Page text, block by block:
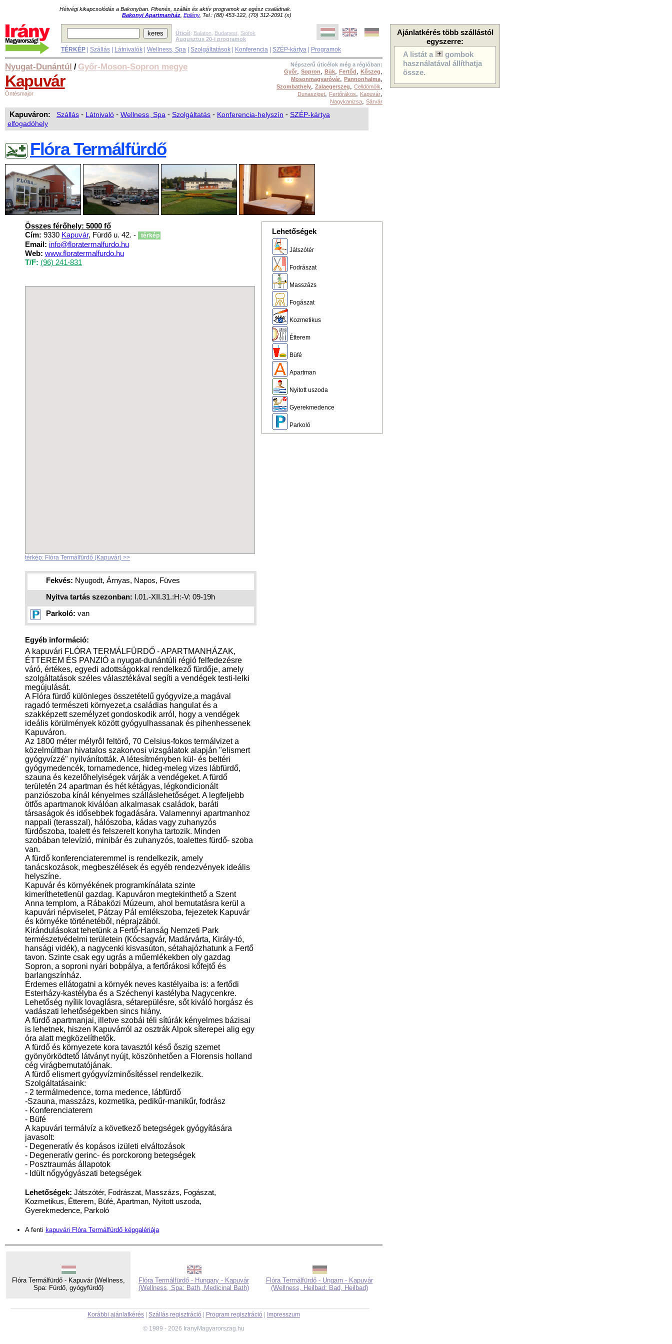
Hétvégi kikapcsolódás a Bakonyban. Pihenés, szállás és aktív programok az egész családnak.
Bakonyi Apartmanház Eplény, Tel.: (88) 453-122, (70) 312-2091 (x)
Ajánlatkérés több szállástól
egyszerre:
A listát a
gombok
használatával állíthatja
össze.
Úticél: Balaton Budapest Siófok
Augusztus 20-i programok
TÉRKÉP Szállás Látnivalók Wellness, Spa Szolgáltatások Konferencia SZÉP-kártya Programok
Népszerű úticélok még a régióban:
Győr, Sopron, Bük, Fertőd, Kőszeg,
Mosonmagyaróvár, Pannonhalma,
Szombathely, Zalaegerszeg, Celldömölk,
Dunasziget, Fertőrákos, Kapuvár,
Nagykanizsa, Sárvár
Nyugat-Dunántúl / Győr-Moson-Sopron megye
Kapuvár
Öntésmajor
Kapuváron: Szállás - Látnivaló - Wellness, Spa - Szolgáltatás - Konferencia-helyszín - SZÉP-kártya
elfogadóhely
Flóra Termálfürdő
Lehetőségek
Játszótér
Fodrászat
Masszázs
Fogászat
Kozmetikus
Étterem
Büfé
Apartman
Nyitott uszoda
Gyerekmedence
Parkoló
Összes férőhely: 5000 fő
Cím: 9330 Kapuvár, Fürdő u. 42. - térkép
Email: info@floratermalfurdo.hu
Web: www.floratermalfurdo.hu
T/F: (96) 241-831
térkép: Flóra Termálfürdő (Kapuvár) >>
Fekvés: Nyugodt, Árnyas, Napos, Füves
Nyitva tartás szezonban: I.01.-XII.31.:H:-V: 09-19h
Parkoló: van
Egyéb információ:
A kapuvári FLÓRA TERMÁLFÜRDŐ - APARTMANHÁZAK,
ÉTTEREM ÉS PANZIÓ a nyugat-dunántúli régió felfedezésre
váró, értékes, egyedi adottságokkal rendelkező fürdője, amely
szolgáltatások széles választékával segíti a vendégek testi-lelki
megújulását.
A Flóra fürdő különleges összetételű gyógyvize,a magával
ragadó természeti környezet,a családias hangulat és a
szakképzett személyzet gondoskodik arról, hogy a vendégek
ideális körülmények között gyógyulhassanak és pihenhessenek
Kapuváron.
Az 1800 méter mélyrôl feltörő, 70 Celsius-fokos termálvizet a
közelmúltban hivatalos szakorvosi vizsgálatok alapján "elismert
gyógyvízzé" nyilvánították. A létesítményben kül- és beltéri
gyógymedencék, tornamedence, hideg-meleg vizes lábfürdő,
szauna és kezelőhelyiségek várják a vendégeket. A fürdő
területén 24 apartman és hét kétágyas, légkondicionált
panziószoba kínál kényelmes szálláslehetőséget. A legfeljebb
ötfős apartmanok kiválóan alkalmasak családok, baráti
társaságok és idősebbek fogadására. Valamennyi apartmanhoz
nappali (terasszal), hálószoba, kádas vagy zuhanyzós
fürdőszoba, toalett és felszerelt konyha tartozik. Minden
szobában televízió, minibár és zuhanyzós, toalettes fürdő- szoba
van.
A fürdő konferenciateremmel is rendelkezik, amely
tanácskozások, megbeszélések és egyéb rendezvények ideális
helyszíne.
Kapuvár és környékének programkínálata szinte
kimeríthetetlenül gazdag. Kapuváron megtekinthető a Szent
Anna templom, a Rábaközi Múzeum, ahol bemutatásra kerül a
kapuvári népviselet, Pátzay Pál emlékszoba, fejezetek Kapuvár
és környéke történetéből, néprajzából.
Kirándulásokat tehetünk a Fertő-Hanság Nemzeti Park
természetvédelmi területein (Kócsagvár, Madárvárta, Király-tó,
hansági vidék), a nagycenki kisvasúton, sétahajózhatunk a Fertő
tavon. Szinte csak egy ugrás a műemlékekben oly gazdag
Sopron, a soproni nyári bobpálya, a fertőrákosi kőfejtő és
barlangszínház.
Érdemes ellátogatni a környék neves kastélyaiba is: a fertődi
Esterházy-kastélyba és a Széchenyi kastélyba Nagycenkre.
Lehetőség nyílik lovaglásra, sétarepülésre, sőt kiváló horgász és
vadászati lehetőségekben sincs hiány.
A fürdő apartmanjai, illetve szobái téli sítúrák kényelmes bázisai
is lehetnek, hiszen Kapuvárról az osztrák Alpok síterepei alig egy
óra alatt megközelíthetők.
A fürdő és környezete kora tavasztól késő őszig szemet
gyönyörködtető látványt nyújt, köszönhetően a Florensis holland
cég virágbemutatójának.
A fürdő elismert gyógyvízminősítéssel rendelkezik.
Szolgáltatásaink:
- 2 termálmedence, torna medence, lábfürdő
-Szauna, masszázs, kozmetika, pedikűr-manikűr, fodrász
- Konferenciaterem
- Büfé
A kapuvári termálvíz a következő betegségek gyógyítására
javasolt:
- Degeneratív és kopásos izületi elváltozások
- Degeneratív gerinc- és porckorong betegségek
- Posztraumás állapotok
- Idült nőgyógyászati betegségek
Lehetőségek: Játszótér, Fodrászat, Masszázs, Fogászat,
Kozmetikus, Étterem, Büfé, Apartman, Nyitott uszoda,
Gyerekmedence, Parkoló
A fenti kapuvári Flóra Termálfürdő képgalériája
Flóra Termálfürdő - Kapuvár (Wellness,
Spa: Fürdő, gyógyfürdő)
Flóra Termálfürdő - Hungary - Kapuvár
(Wellness, Spa: Bath, Medicinal Bath)
Flóra Termálfürdő - Ungarn - Kapuvár
(Wellness, Heilbad: Bad, Heilbad)
Korábbi ajánlatkérés Szállás regisztráció Program regisztráció
Impresszum
© 1989 - 2026 IranyMagyarorszag.hu